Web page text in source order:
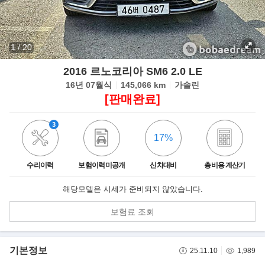
1/20
2016 르노코리아 SM6 2.0 LE
16년 07월식 145,066 km 가솔린
[판매완료]
수리이력
3
보험이력미공개 신차대비
17%
총비용 계산기
해당모델은 시세가 준비되지 않았습니다.
보험료 조회
기본정보 25.11.10 1,989